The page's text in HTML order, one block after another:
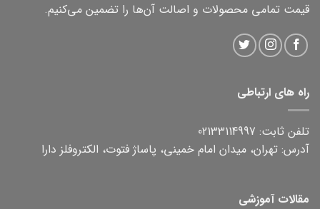
قیمت تمامی محصولات و اصالت آن‌ها را تضمین می‌کنیم.
راه های ارتباطی
تلفن ثابت: 02133114997
آدرس: تهران، میدان امام خمینی، پاساژ فتوت، الکتروفلز دارا
مقالات آموزشی